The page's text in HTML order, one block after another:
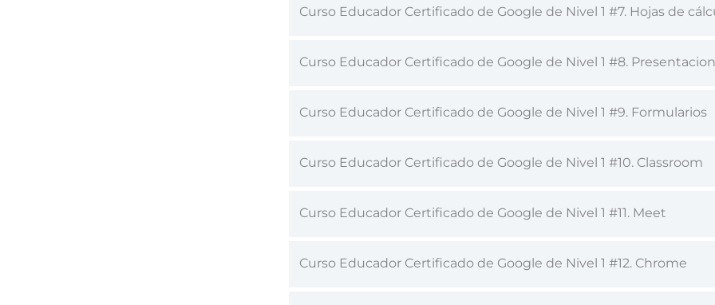
Curso Educador Certificado de Google de Nivel 1 #7. Hojas de
Curso Educador Certificado de Google de Nivel 1 #8.
Curso Educador Certificado de Google de Nivel 1 #9. Formularios
Curso Educador Certificado de Google de Nivel 1 #10. Classroom
Curso Educador Certificado de Google de Nivel 1 #11. Meet
Curso Educador Certificado de Google de Nivel 1 #12. Chrome